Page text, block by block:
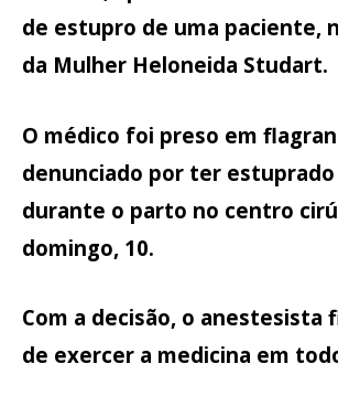
de estupro de uma paciente,
da Mulher Heloneida Studart.
O médico foi preso em
denunciado por ter
durante o parto no centro
domingo, 10.
Com a decisão, o anestesista
de exercer a medicina em